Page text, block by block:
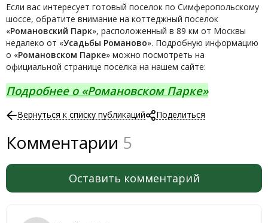
Если вас интересует готовый поселок по Симферопольскому
шоссе, обратите внимание на коттеджный поселок
«Романовский Парк», расположенный в 89 км от Москвы
недалеко от «Усадьбы Романово». Подробную информацию
о «Романовском Парке» можно посмотреть на
официальной странице поселка на нашем сайте:
Подробнее о «Романовском Парке»
Вернуться к списку публикаций Поделиться
Комментарии 5
Оставить комментарий